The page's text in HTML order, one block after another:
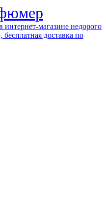
магазине недорого
доставка по